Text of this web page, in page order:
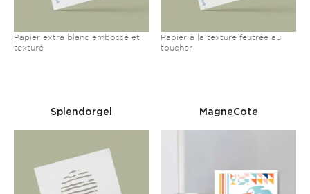
Papier extra blanc embossé et
texturé
Papier à la texture feutrée au
toucher
Splendorgel MagneCote